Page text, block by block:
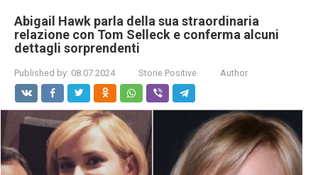
Abigail Hawk parla della sua straordinaria
relazione con Tom Selleck e conferma alcuni
dettagli sorprendenti
Published by: 08.07.2024 Storie Positive Author